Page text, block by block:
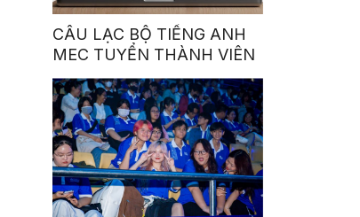
CÂU LẠC BỘ TIẾNG ANH
MEC TUYỂN THÀNH VIÊN